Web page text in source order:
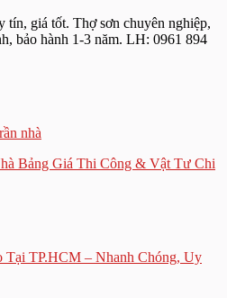
tín, giá tốt. Thợ sơn chuyên nghiệp,
bảo hành 1-3 năm. LH: 0961 894
Bảng Giá Thi Công & Vật Tư Chi
Tại TP.HCM – Nhanh Chóng, Uy